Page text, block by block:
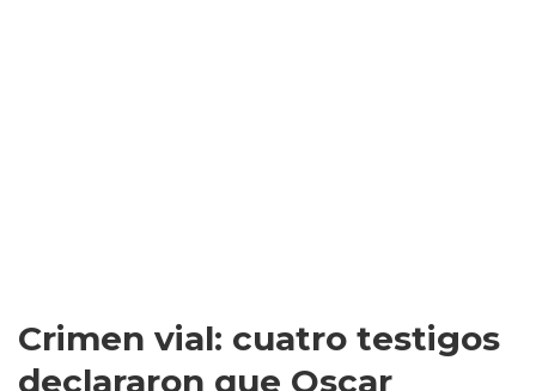
Crimen vial: cuatro testigos
declararon que Oscar